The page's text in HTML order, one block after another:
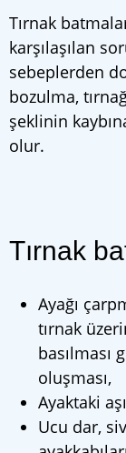
Tırnak
karşılaşılan
sebeplerden
bozulma,
şeklinin
olur.
Tırnak
Ayağı
tırnak
basılması
oluşması,
Ayaktaki
Ucu dar,